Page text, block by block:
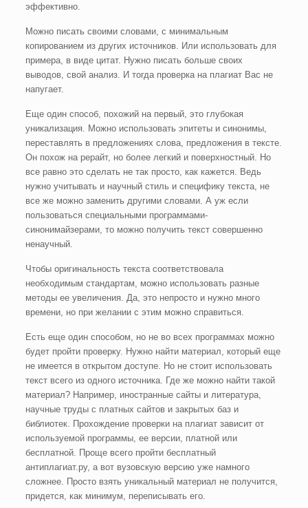
эффективно.
Можно писать своими словами, с минимальным
копированием из других источников. Или использовать для
примера, в виде цитат. Нужно писать больше своих
выводов, свой анализ. И тогда проверка на плагиат Вас не
напугает.
Еще один способ, похожий на первый, это глубокая
уникализация. Можно использовать эпитеты и синонимы,
переставлять в предложениях слова, предложения в тексте.
Он похож на рерайт, но более легкий и поверхностный. Но
все равно это сделать не так просто, как кажется. Ведь
нужно учитывать и научный стиль и специфику текста, не
все же можно заменить другими словами. А уж если
пользоваться специальными программами-
синонимайзерами, то можно получить текст совершенно
ненаучный.
Чтобы оригинальность текста соответствовала
необходимым стандартам, можно использовать разные
методы ее увеличения. Да, это непросто и нужно много
времени, но при желании с этим можно справиться.
Есть еще один способом, но не во всех программах можно
будет пройти проверку. Нужно найти материал, который еще
не имеется в открытом доступе. Но не стоит использовать
текст всего из одного источника. Где же можно найти такой
материал? Например, иностранные сайты и литература,
научные труды с платных сайтов и закрытых баз и
библиотек. Прохождение проверки на плагиат зависит от
используемой программы, ее версии, платной или
бесплатной. Проще всего пройти бесплатный
антиплагиат.ру, а вот вузовскую версию уже намного
сложнее. Просто взять уникальный материал не получится,
придется, как минимум, переписывать его.